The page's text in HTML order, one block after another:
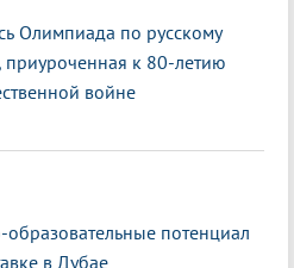
Олимпиада по русскому
приуроченная к 80-летию
войне
потенциал
в Дубае